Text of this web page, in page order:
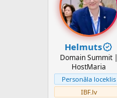
Helmuts
Domain Summit |
HostMaria
Personāla loceklis
IBF.lv